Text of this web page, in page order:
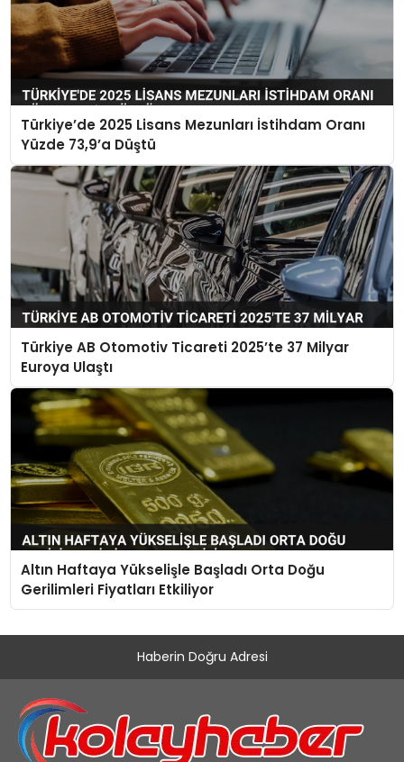
Türkiye’de 2025 Lisans Mezunları İstihdam Oranı
Yüzde 73,9’a Düştü
Türkiye AB Otomotiv Ticareti 2025’te 37 Milyar
Euroya Ulaştı
Altın Haftaya Yükselişle Başladı Orta Doğu
Gerilimleri Fiyatları Etkiliyor
Haberin Doğru Adresi